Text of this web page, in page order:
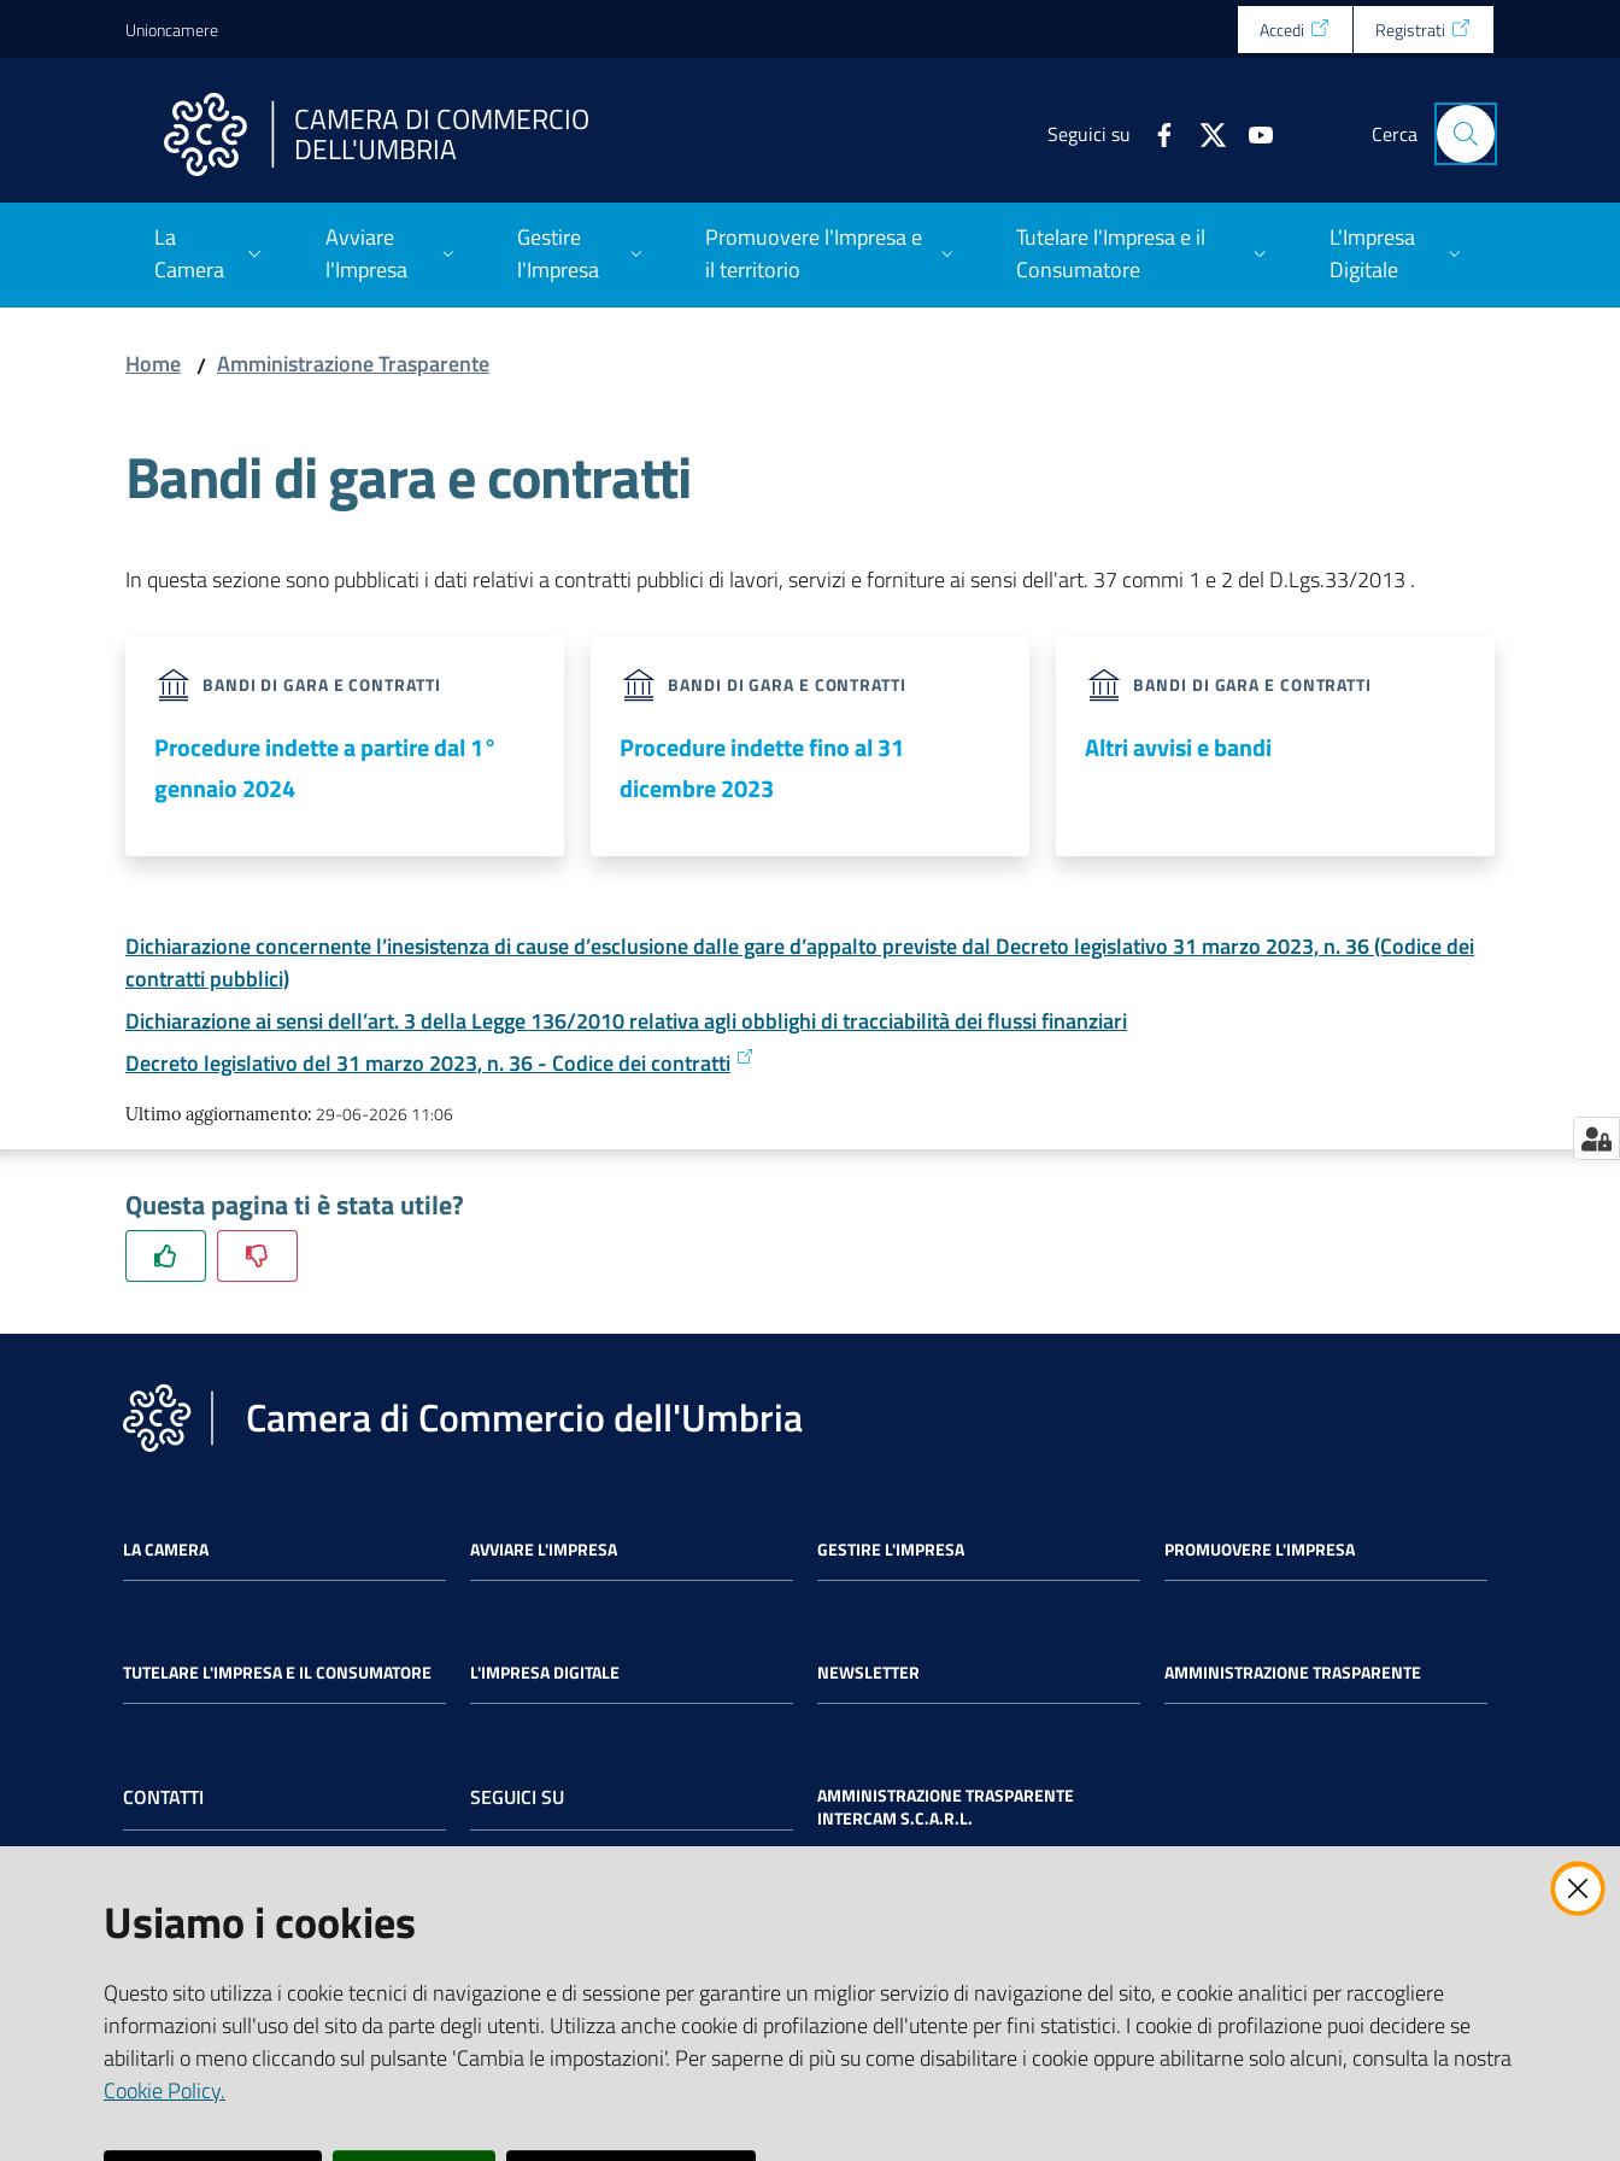
Vai al contenuto
Vai alla navigazione
Unioncamere Accedi Registrati
CAMERA DI COMMERCIO
DELL'UMBRIA Seguici su Cerca
La
Camera
Avviare
l'Impresa
Gestire
l'Impresa
Promuovere l'Impresa e
il territorio
Tutelare l'Impresa e il
Consumatore
L'Impresa
Digitale
Home / Amministrazione Trasparente
Bandi di gara e contratti
In questa sezione sono pubblicati i dati relativi a contratti pubblici di lavori, servizi e forniture ai sensi dell'art. 37 commi 1 e 2 del D.Lgs.33/2013 .
BANDI DI GARA E CONTRATTI
Procedure indette a partire dal 1°
gennaio 2024
BANDI DI GARA E CONTRATTI
Procedure indette fino al 31
dicembre 2023
BANDI DI GARA E CONTRATTI
Altri avvisi e bandi
Dichiarazione concernente l’inesistenza di cause d’esclusione dalle gare d’appalto previste dal Decreto legislativo 31 marzo 2023, n. 36 (Codice dei
contratti pubblici)
Dichiarazione ai sensi dell’art. 3 della Legge 136/2010 relativa agli obblighi di tracciabilità dei flussi finanziari
Decreto legislativo del 31 marzo 2023, n. 36 - Codice dei contratti
Ultimo aggiornamento: 29-06-2026 11:06
Questa pagina ti è stata utile?
Camera di Commercio dell'Umbria
LA CAMERA AVVIARE L'IMPRESA GESTIRE L'IMPRESA PROMUOVERE L'IMPRESA
TUTELARE L'IMPRESA E IL CONSUMATORE L'IMPRESA DIGITALE NEWSLETTER AMMINISTRAZIONE TRASPARENTE
CONTATTI
06121 Perugia - tel.+39 075 57481
05100 Terni - tel.
+39 0744 4891
PEC:cciaa@pec.umbria.camcom.it
Codice Fiscale e Partita IVA:
03764550541
SEGUICI SU
AMMINISTRAZIONE TRASPARENTE
INTERCAM S.C.A.R.L.
Usiamo i cookies
Questo sito utilizza i cookie tecnici di navigazione e di sessione per garantire un miglior servizio di navigazione del sito, e cookie analitici per raccogliere
informazioni sull'uso del sito da parte degli utenti. Utilizza anche cookie di profilazione dell'utente per fini statistici. I cookie di profilazione puoi decidere se
abilitarli o meno cliccando sul pulsante 'Cambia le impostazioni'. Per saperne di più su come disabilitare i cookie oppure abilitarne solo alcuni, consulta la nostra
Cookie Policy.